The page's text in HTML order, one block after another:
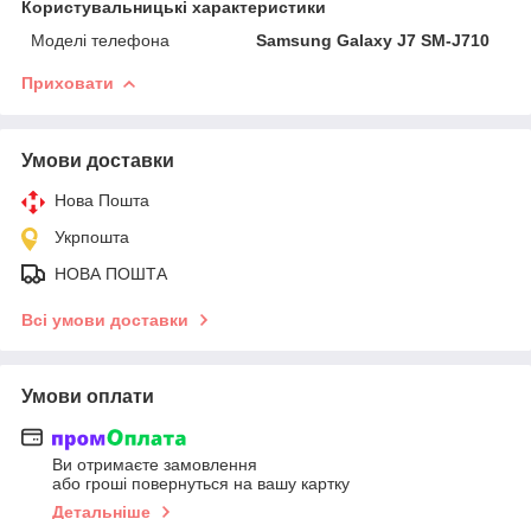
Користувальницькі характеристики
Моделі телефона
Samsung Galaxy J7 SM-J710
Приховати
Умови доставки
Нова Пошта
Укрпошта
НОВА ПОШТА
Всі умови доставки
Умови оплати
Ви отримаєте замовлення
або гроші повернуться на вашу картку
Детальніше